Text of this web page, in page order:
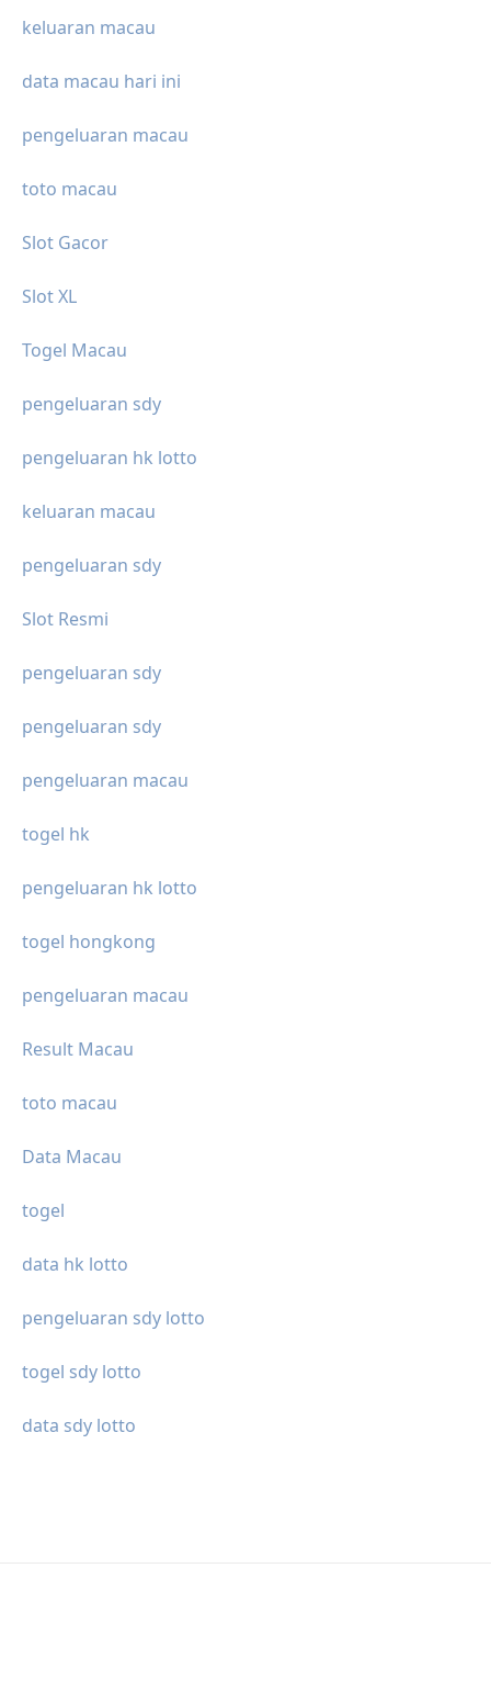
keluaran macau
data macau hari ini
pengeluaran macau
toto macau
Slot Gacor
Slot XL
Togel Macau
pengeluaran sdy
pengeluaran hk lotto
keluaran macau
pengeluaran sdy
Slot Resmi
pengeluaran sdy
pengeluaran sdy
pengeluaran macau
togel hk
pengeluaran hk lotto
togel hongkong
pengeluaran macau
Result Macau
toto macau
Data Macau
togel
data hk lotto
pengeluaran sdy lotto
togel sdy lotto
data sdy lotto